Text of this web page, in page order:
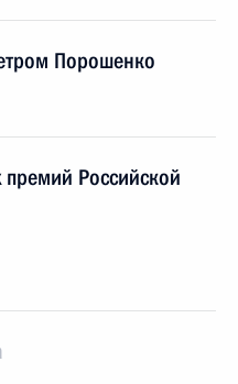
Порошенко
премий Российской